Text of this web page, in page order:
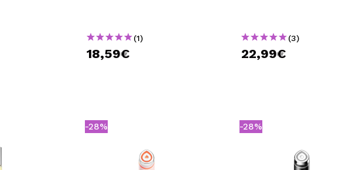
(1)
18,59€
(3)
22,99€
-28% -28%